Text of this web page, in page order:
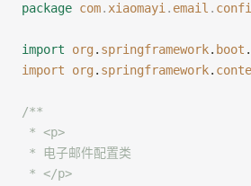
package com. xiaomayi . email .
import org . springframework. boot .
import org . springframework.
/**
* <p>
* 电子邮件配置类
* </p>